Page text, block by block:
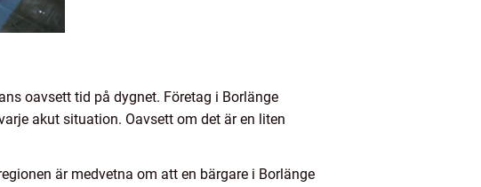
oavsett tid på dygnet. Företag i Borlänge
akut situation. Oavsett om det är en liten
är medvetna om att en bärgare i Borlänge